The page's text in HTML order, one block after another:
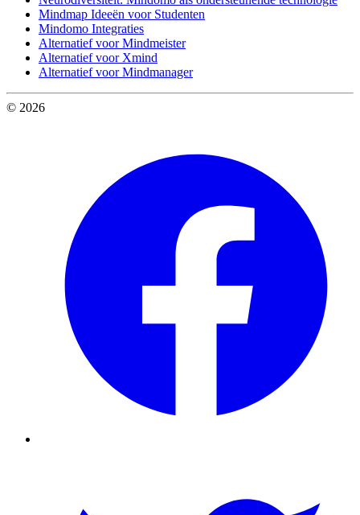
Mindmap Ideeën voor Studenten
Mindomo Integraties
Alternatief voor Mindmeister
Alternatief voor Xmind
Alternatief voor Mindmanager
© 2026